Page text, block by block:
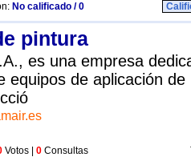
No calificado / 0
pintura
es una empresa
equipos de aplicación
Votos | 0 Consultas